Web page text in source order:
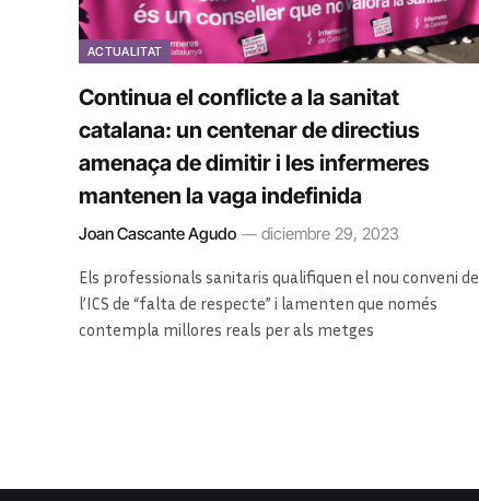
ACTUALITAT
Continua el conflicte a la sanitat
catalana: un centenar de directius
amenaça de dimitir i les infermeres
mantenen la vaga indefinida
Joan Cascante Agudo diciembre 29, 2023
Els professionals sanitaris qualifiquen el nou conveni de
l’ICS de “falta de respecte” i lamenten que només
contempla millores reals per als metges